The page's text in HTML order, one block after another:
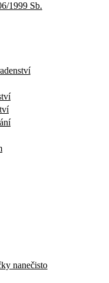
1999 Sb.
nanečisto